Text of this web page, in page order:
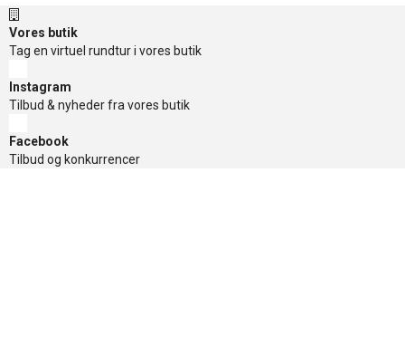
Vores butik
Tag en virtuel rundtur i vores butik
Instagram
Tilbud & nyheder fra vores butik
Facebook
Tilbud og konkurrencer